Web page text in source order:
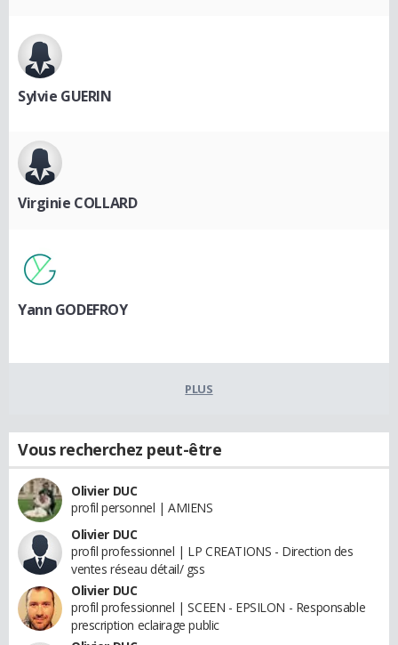
Sylvie GUERIN
Virginie COLLARD
Yann GODEFROY
PLUS
Vous recherchez peut-être
Olivier DUC
profil personnel | AMIENS
Olivier DUC
profil professionnel | LP CREATIONS - Direction des
ventes réseau détail/ gss
Olivier DUC
profil professionnel | SCEEN - EPSILON - Responsable
prescription eclairage public